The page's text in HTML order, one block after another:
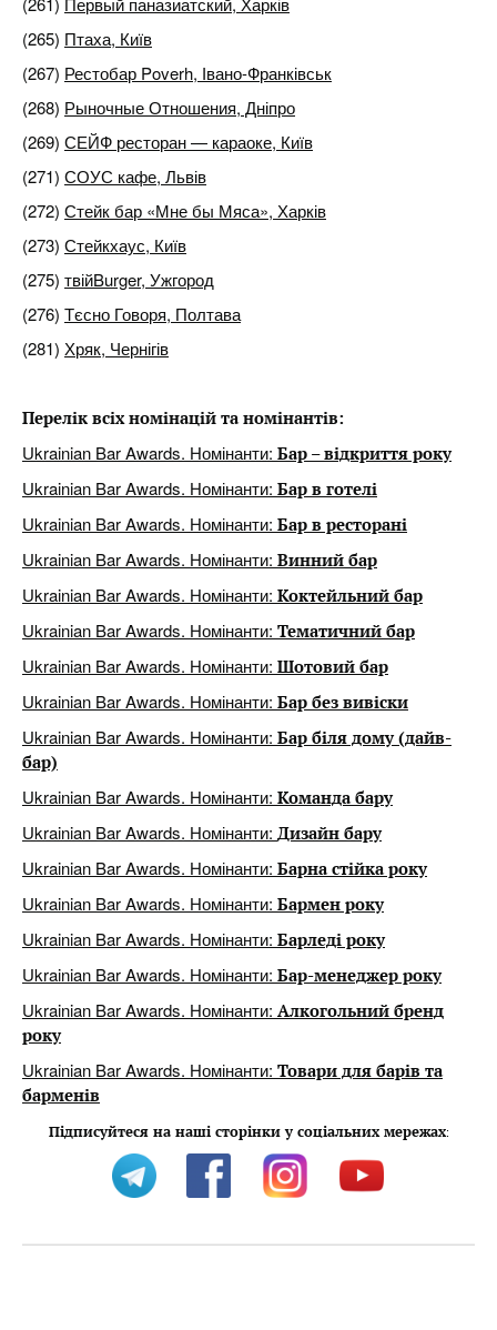
(265) Птаха, Київ
(267) Рестобар Poverh, Івано-Франківськ
(268) Рыночные Отношения, Дніпро
(269) СЕЙФ ресторан — караоке, Київ
(271) СОУС кафе, Львів
(272) Стейк бар «Мне бы Мяса», Харків
(273) Стейкхаус, Київ
(275) твійBurger, Ужгород
(276) Тєсно Говоря, Полтава
(281) Хряк, Чернігів
Перелік всіх номінацій та номінантів:
Ukrainian Bar Awards. Номінанти: Бар – відкриття року
Ukrainian Bar Awards. Номінанти: Бар в готелі
Ukrainian Bar Awards. Номінанти: Бар в ресторані
Ukrainian Bar Awards. Номінанти: Винний бар
Ukrainian Bar Awards. Номінанти: Коктейльний бар
Ukrainian Bar Awards. Номінанти: Тематичний бар
Ukrainian Bar Awards. Номінанти: Шотовий бар
Ukrainian Bar Awards. Номінанти: Бар без вивіски
Ukrainian Bar Awards. Номінанти: Бар біля дому (дайв-
бар)
Ukrainian Bar Awards. Номінанти: Команда бару
Ukrainian Bar Awards. Номінанти: Дизайн бару
Ukrainian Bar Awards. Номінанти: Барна стійка року
Ukrainian Bar Awards. Номінанти: Бармен року
Ukrainian Bar Awards. Номінанти: Барледі року
Ukrainian Bar Awards. Номінанти: Бар-менеджер року
Ukrainian Bar Awards. Номінанти: Алкогольний бренд
року
Ukrainian Bar Awards. Номінанти: Товари для барів та
барменів
Підписуйтеся на наші сторінки у соціальних мережах: